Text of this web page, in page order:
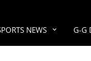
NEWS G-G